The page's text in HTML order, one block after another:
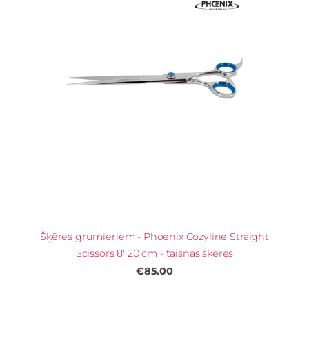
Šķēres grumieriem - Phoenix Cozyline Straight
Scissors 8' 20 cm - taisnās šķēres
€85.00